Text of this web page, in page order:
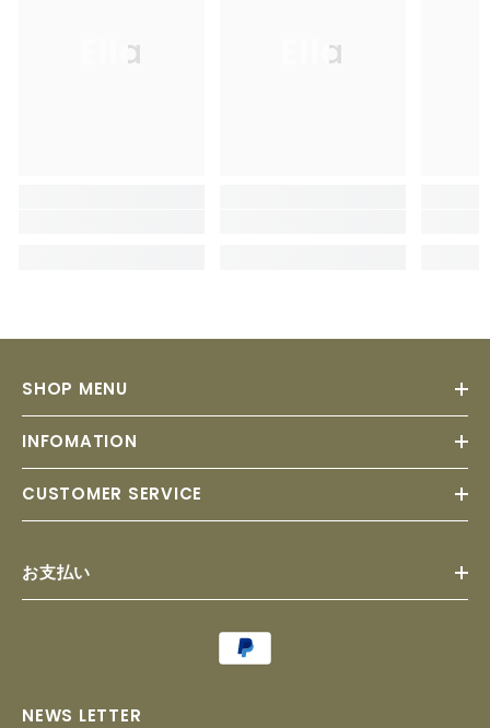
Ella Ella
SHOP MENU
INFOMATION
CUSTOMER SERVICE
お支払い
NEWS LETTER